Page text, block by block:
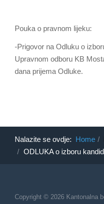
Pouka o pravnom lijeku:
-Prigovor na Odluku o
Upravnom odboru KB
dana prijema Odluke.
Nalazite se ovdje: Home
ODLUKA o izboru
Copyright © 2026 Kantonalna